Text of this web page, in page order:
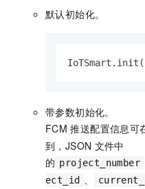
默认初始化。
带参数初始化。
FCM 推送配置信息可
到，JSON 文件中
的 project_number
ect_id 、